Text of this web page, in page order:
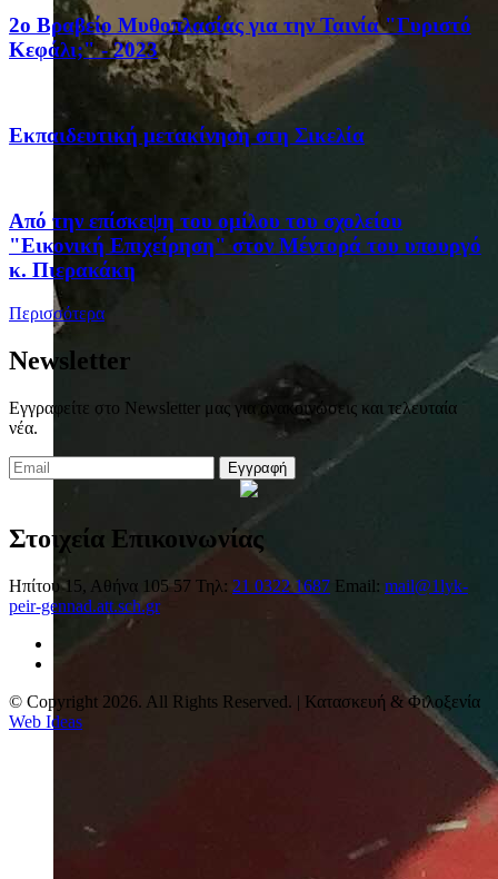
2ο Βραβείο Μυθοπλασίας για την Ταινία "Γυριστό
Κεφάλι;" - 2023
Eκπαιδευτική μετακίνηση στη Σικελία
Από την επίσκεψη του ομίλου του σχολείου
"Εικονική Επιχείρηση" στον Μέντορά του υπουργό
κ. Πιερακάκη
Περισσότερα
Newsletter
Εγγραφείτε στο Newsletter μας για ανακοινώσεις και τελευταία
νέα.
Εγγραφή
Στοιχεία Επικοινωνίας
Ηπίτου 15, Αθήνα 105 57 Τηλ: 21 0322 1687 Email: mail@1lyk-
peir-gennad.att.sch.gr
© Copyright 2026. All Rights Reserved. | Κατασκευή & Φιλοξενία
Web Ideas